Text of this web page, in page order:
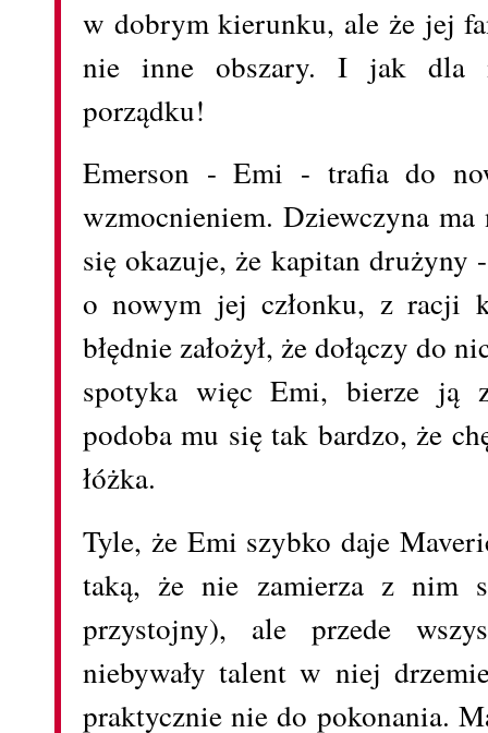
w dobrym kierunku, ale że jej
nie inne obszary. I jak dla
porządku!
Emerson - Emi - trafia do
wzmocnieniem. Dziewczyna
się okazuje, że kapitan drużyny
o nowym jej członku, z racji
błędnie założył, że dołączy do
spotyka więc Emi, bierze ją
podoba mu się tak bardzo, że
łóżka.
Tyle, że Emi szybko daje
taką, że nie zamierza z nim
przystojny), ale przede
niebywały talent w niej
praktycznie nie do pokonania.